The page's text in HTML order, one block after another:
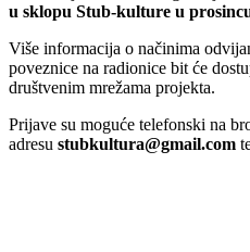
u sklopu Stub-kulture u
Više informacija o načinima
poveznice na radionice bit će
društvenim mrežama projekta.
Prijave su moguće telefonski na
adresu stubkultura@gmail.com